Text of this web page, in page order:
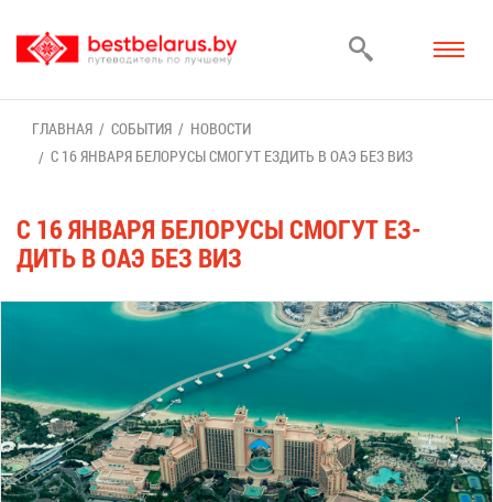
ГЛАВ­НАЯ СО­БЫ­ТИЯ
НО­ВО­СТИ
С 16 ЯН­ВА­РЯ БЕ­ЛО­РУ­СЫ СМО­ГУТ ЕЗ­ДИТЬ В ОАЭ БЕЗ ВИЗ
С 16 ЯН­ВА­РЯ БЕ­ЛО­РУ­СЫ СМО­ГУТ ЕЗ­
ДИТЬ В ОАЭ БЕЗ ВИЗ